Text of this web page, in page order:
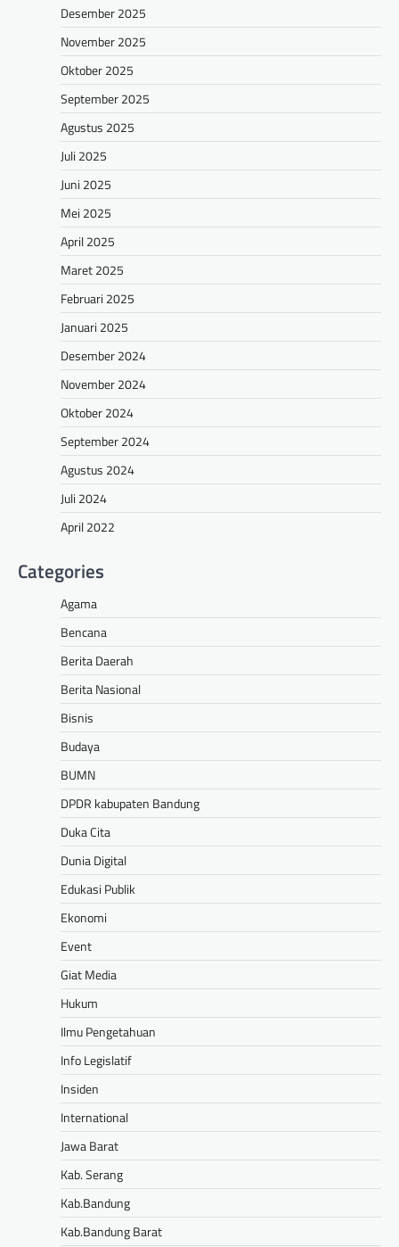
Desember 2025
November 2025
Oktober 2025
September 2025
Agustus 2025
Juli 2025
Juni 2025
Mei 2025
April 2025
Maret 2025
Februari 2025
Januari 2025
Desember 2024
November 2024
Oktober 2024
September 2024
Agustus 2024
Juli 2024
April 2022
Categories
Agama
Bencana
Berita Daerah
Berita Nasional
Bisnis
Budaya
BUMN
DPDR kabupaten Bandung
Duka Cita
Dunia Digital
Edukasi Publik
Ekonomi
Event
Giat Media
Hukum
Ilmu Pengetahuan
Info Legislatif
Insiden
International
Jawa Barat
Kab. Serang
Kab.Bandung
Kab.Bandung Barat